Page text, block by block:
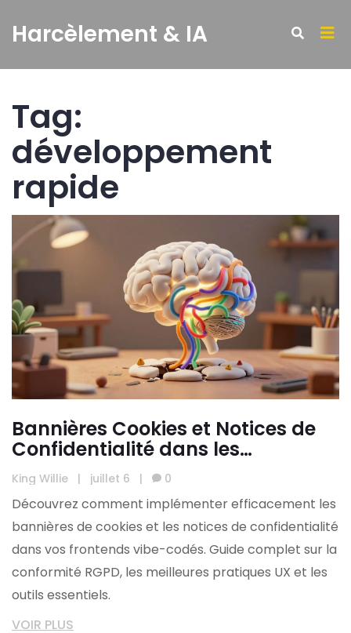
Harcèlement & IA
Tag:
développement
rapide
Bannières Cookies et Notices de
Confidentialité dans les
Frontends Vibe-Codés
King Willie | juillet 6 | 0
Découvrez comment implémenter efficacement les
bannières de cookies et les notices de confidentialité
dans vos frontends vibe-codés. Guide complet sur la
conformité RGPD, les meilleures pratiques UX et les
outils essentiels.
VOIR PLUS